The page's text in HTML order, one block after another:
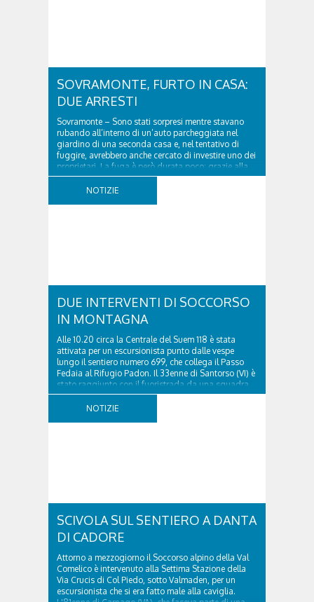
SOVRAMONTE, FURTO IN CASA:
DUE ARRESTI
Sovramonte – Sono stati sorpresi mentre stavano
rubando all’interno di un’auto parcheggiata nel
giardino di una seconda casa e, nel tentativo di
fuggire, avrebbero anche cercato di investire uno dei
proprietari. La fuga è però durata poco: grazie alla
tempestiva chiamata al 112 e all’intervento...
NOTIZIE
DUE INTERVENTI DI SOCCORSO
IN MONTAGNA
Alle 10.20 circa la Centrale del Suem 118 è stata
attivata per un escursionista punto dalle vespe
lungo il sentiero numero 699, che collega il Passo
Fedaia al Rifugio Padon. Il 33enne di Santorso (VI) è
stato raggiunto con il fuoristrada da una squadra
del Soccorso alpino della Val Pettorina...
NOTIZIE
SCIVOLA SUL SENTIERO A DANTA
DI CADORE
Attorno a mezzogiorno il Soccorso alpino della Val
Comelico è intervenuto alla Settima Stazione della
Via Crucis di Col Piedo, sotto Valmaden, per un
escursionista che si era fatto male alla caviglia.